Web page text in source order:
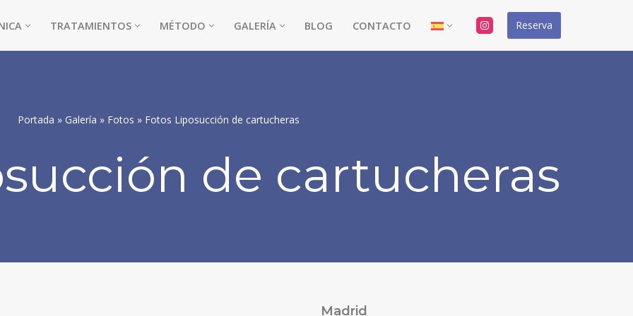
TRATAMIENTOS MÉTODO GALERÍA BLOG CONTACTO Reserva
Portada » Galería » Fotos » Fotos Liposucción de cartucheras
de cartucheras
Madrid